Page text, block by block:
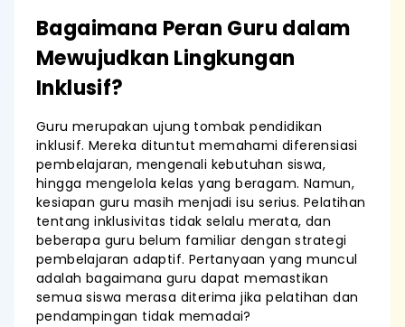
Bagaimana Peran Guru dalam
Mewujudkan Lingkungan
Inklusif?
Guru merupakan ujung tombak pendidikan
inklusif. Mereka dituntut memahami diferensiasi
pembelajaran, mengenali kebutuhan siswa,
hingga mengelola kelas yang beragam. Namun,
kesiapan guru masih menjadi isu serius. Pelatihan
tentang inklusivitas tidak selalu merata, dan
beberapa guru belum familiar dengan strategi
pembelajaran adaptif. Pertanyaan yang muncul
adalah bagaimana guru dapat memastikan
semua siswa merasa diterima jika pelatihan dan
pendampingan tidak memadai?